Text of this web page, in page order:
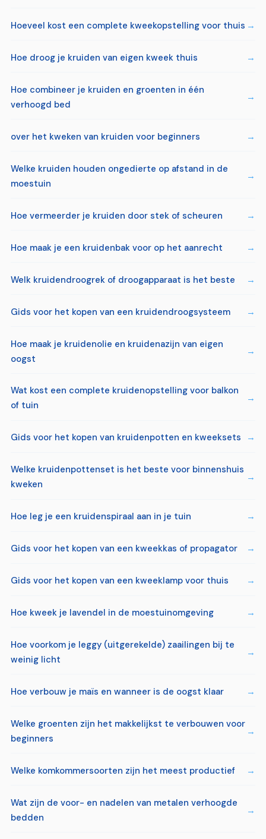
Hoeveel kost een complete kweekopstelling voor thuis
Hoe droog je kruiden van eigen kweek thuis
Hoe combineer je kruiden en groenten in één
verhoogd bed
over het kweken van kruiden voor beginners
Welke kruiden houden ongedierte op afstand in de
moestuin
Hoe vermeerder je kruiden door stek of scheuren
Hoe maak je een kruidenbak voor op het aanrecht
Welk kruidendroogrek of droogapparaat is het beste
Gids voor het kopen van een kruidendroogsysteem
Hoe maak je kruidenolie en kruidenazijn van eigen
oogst
Wat kost een complete kruidenopstelling voor balkon
of tuin
Gids voor het kopen van kruidenpotten en kweeksets
Welke kruidenpottenset is het beste voor binnenshuis
kweken
Hoe leg je een kruidenspiraal aan in je tuin
Gids voor het kopen van een kweekkas of propagator
Gids voor het kopen van een kweeklamp voor thuis
Hoe kweek je lavendel in de moestuinomgeving
Hoe voorkom je leggy (uitgerekelde) zaailingen bij te
weinig licht
Hoe verbouw je maïs en wanneer is de oogst klaar
Welke groenten zijn het makkelijkst te verbouwen voor
beginners
Welke komkommersoorten zijn het meest productief
Wat zijn de voor- en nadelen van metalen verhoogde
bedden